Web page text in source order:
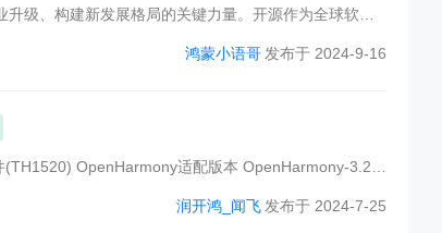
级、构建新发展格局的关键力量。开源作为全球软件
9月25-27日，2024开放原子开源生态大会将在 ...
鸿蒙小语哥 发布于 2024-9-16
3.2-
开发平台基于平头哥高性能 RISC-V 开源架构曳 ...
润开鸿_闻飞 发布于 2024-7-25